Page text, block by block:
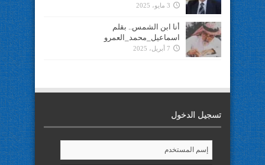
3 مايو، 2025
أنا ابن الشمس.. بقلم
اسماعيل_محمد_العمرو
7 أبريل، 2025
تسجيل الدخول